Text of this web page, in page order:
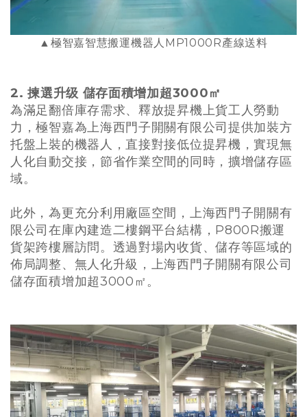
▲極智嘉智慧搬運機器人MP1000R產線送料
2.揀選升级 儲存面積增加超3000㎡
為滿足翻倍庫存需求、釋放提昇機上貨工人勞動
力，極智嘉為上海西門子開關有限公司提供加裝方
托盤上裝的機器人，直接對接低位提昇機，實現無
人化自動交接，節省作業空間的同時，擴增儲存區
域。
此外，為更充分利用廠區空間，上海西門子開關有
限公司在庫內建造二樓鋼平台結構，P800R搬運
貨架跨樓層訪問。透過對場內收貨、儲存等區域的
佈局調整、無人化升級，上海西門子開關有限公司
儲存面積增加超3000㎡。